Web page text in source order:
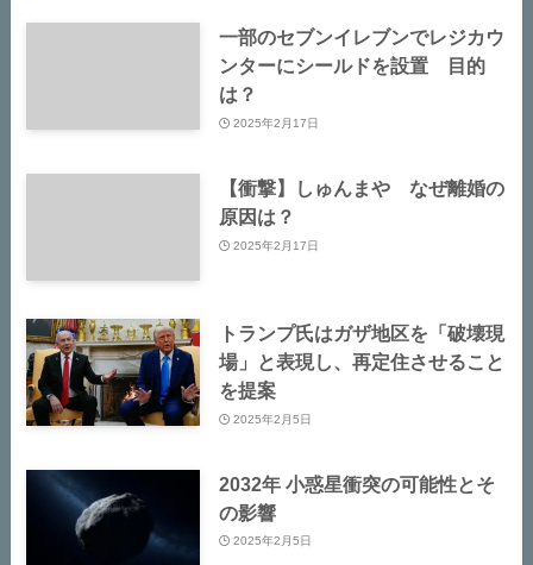
一部のセブンイレブンでレジカウ
ンターにシールドを設置 目的
は？
2025年2月17日
【衝撃】しゅんまや なぜ離婚の
原因は？
2025年2月17日
トランプ氏はガザ地区を「破壊現
場」と表現し、再定住させること
を提案
2025年2月5日
2032年 小惑星衝突の可能性とそ
の影響
2025年2月5日